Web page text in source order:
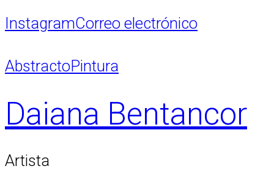
InstagramCorreo electrónico
AbstractoPintura
Daiana Bentancor
Artista